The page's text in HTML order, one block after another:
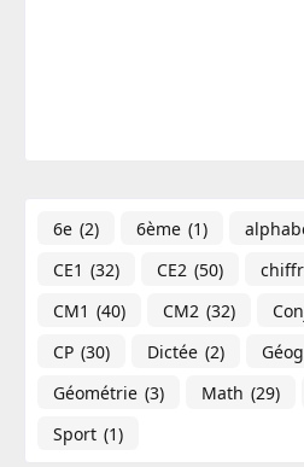
6e (2) 6ème (1)
CE1 (32) CE2 (50)
CM1 (40) CM2 (32)
CP (30) Dictée (2)
Géométrie (3) Math (29)
Sport (1)